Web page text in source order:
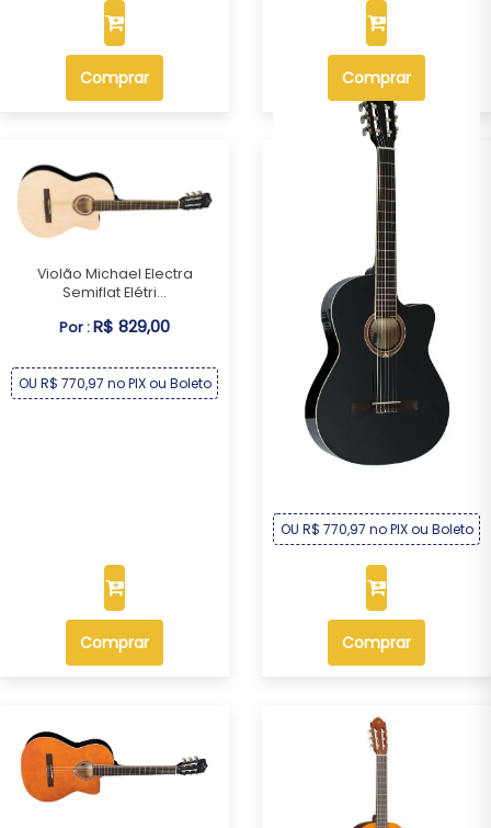
Comprar Comprar
Violão Michael Electra
Semiflat Elétri...
Por :R$ 829,00
OU R$ 770,97 no PIX ou Boleto
Comprar
Violão Michael Electra
R$ 829,00
OU R$ 770,97 no PIX ou Boleto
Comprar